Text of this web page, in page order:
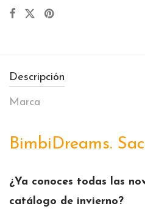
Descripción
Marca
BimbiDreams.
¿Ya conoces todas las
catálogo de invierno?